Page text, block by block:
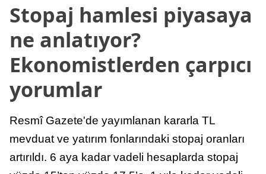
Stopaj hamlesi piyasaya
ne anlatıyor?
Ekonomistlerden çarpıcı
yorumlar
Resmî Gazete'de yayımlanan kararla TL
mevduat ve yatırım fonlarındaki stopaj oranları
artırıldı. 6 aya kadar vadeli hesaplarda stopaj